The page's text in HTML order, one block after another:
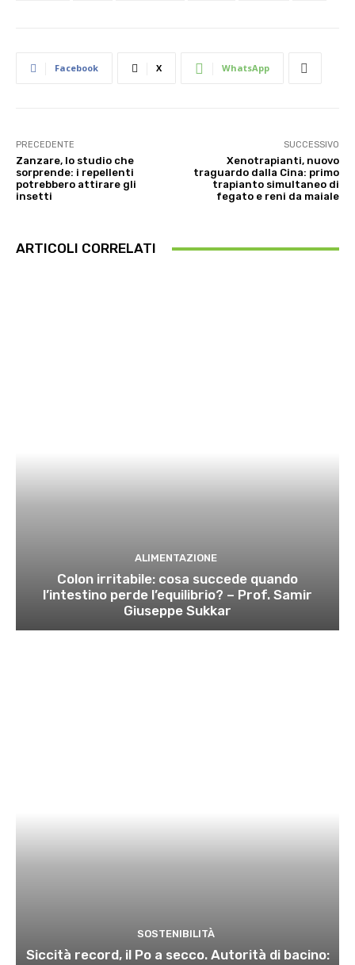
Facebook X WhatsApp
PRECEDENTE
Zanzare, lo studio che
sorprende: i repellenti
potrebbero attirare gli
insetti
SUCCESSIVO
Xenotrapianti, nuovo
traguardo dalla Cina: primo
trapianto simultaneo di
fegato e reni da maiale
ARTICOLI CORRELATI
ALIMENTAZIONE
Colon irritabile: cosa succede quando
l’intestino perde l’equilibrio? – Prof. Samir
Giuseppe Sukkar
SOSTENIBILITÀ
Siccità record, il Po a secco. Autorità di bacino: